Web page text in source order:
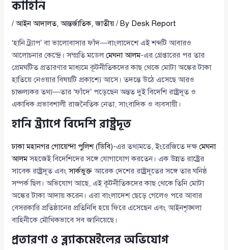
কাহিনি
/আইন আদালত,আন্তর্জাতিক,জাতীয় / By Desk Report
‘হানি ট্র্যাপ’ বা ভালোবাসার ফাঁদ—বাংলাদেশে এই শব্দটি আবারও
আলোচনার কেন্দ্রে। সম্প্রতি মডেলমেঘনা আলম-এর গ্রেপ্তারের পর তার
প্রেমঘটিত প্রতারণার মাধ্যমে কূটনীতিকদের কাছ থেকে মোটা অঙ্কের টাকা
হাতিয়ে নেওয়ার বিষয়টি প্রকাশ্যে আসে। তদন্তে উঠে এসেছে আরও
চাঞ্চল্যকর তথ্য—তার ‘ফাঁদে’ পড়েছেন অন্তত দুই বিদেশি রাষ্ট্রদূত ও
একাধিক প্রভাবশালী রাজনৈতিক নেতা, সাংবাদিক ও ব্যবসায়ী।
হানি ট্র্যাপে বিদেশি রাষ্ট্রদূত
ঢাকা মহানগর গোয়েন্দা পুলিশ (ডিবি)-এর তথ্যমতে, ইংরেজিতে দক্ষমেঘনা
আলমসহজেই বিদেশিদের সঙ্গে যোগাযোগ করতেন। এক উন্নত রাষ্ট্রের
সাবেক রাষ্ট্রদূত এবংসার্কভুক্তআরেক দেশের রাষ্ট্রদূতের সঙ্গে তার ঘনিষ্ঠ
সম্পর্ক ছিল। অভিযোগ আছে, এই কূটনীতিকদের কাছ থেকে তিনি মোটা
অঙ্কের টাকা আদায় করেন। এরা বাংলাদেশ ছেড়ে গেলেও পরে আবার
বেসরকারি প্রতিষ্ঠানের প্রতিনিধি হয়ে ফিরে এসেছেন এবং আইনশৃঙ্খলা
বাহিনীকে মৌখিকভাবে সব জানিয়েছে।
প্রতারণা ও ব্ল্যাকমেইলের অভিযোগ